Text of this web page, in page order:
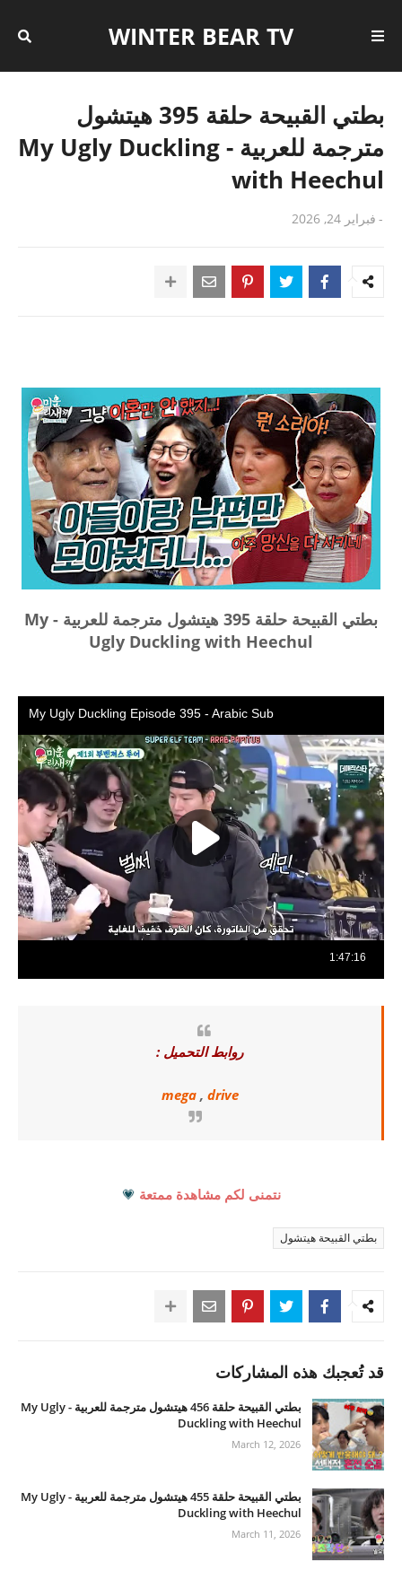
WINTER BEAR TV
بطتي القبيحة حلقة 395 هيتشول
مترجمة للعربية - My Ugly Duckling
with Heechul
- فبراير 24, 2026
بطتي القبيحة حلقة 395 هيتشول مترجمة للعربية - My
Ugly Duckling with Heechul
روابط التحميل :
mega, drive
نتمنى لكم مشاهدة ممتعة 💗
بطتي القبيحة هيتشول
قد تُعجبك هذه المشاركات
بطتي القبيحة حلقة 456 هيتشول مترجمة للعربية - My Ugly
Duckling with Heechul
March 12, 2026
بطتي القبيحة حلقة 455 هيتشول مترجمة للعربية - My Ugly
Duckling with Heechul
March 11, 2026